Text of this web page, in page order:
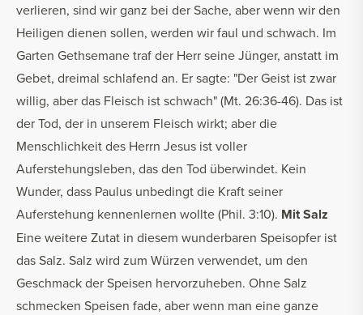
verlieren, sind wir ganz bei der Sache, aber wenn wir den
Heiligen dienen sollen, werden wir faul und schwach. Im
Garten Gethsemane traf der Herr seine Jünger, anstatt im
Gebet, dreimal schlafend an. Er sagte: "Der Geist ist zwar
willig, aber das Fleisch ist schwach" (Mt. 26:36-46). Das ist
der Tod, der in unserem Fleisch wirkt; aber die
Menschlichkeit des Herrn Jesus ist voller
Auferstehungsleben, das den Tod überwindet. Kein
Wunder, dass Paulus unbedingt die Kraft seiner
Auferstehung kennenlernen wollte (Phil. 3:10). Mit Salz
Eine weitere Zutat in diesem wunderbaren Speisopfer ist
das Salz. Salz wird zum Würzen verwendet, um den
Geschmack der Speisen hervorzuheben. Ohne Salz
schmecken Speisen fade, aber wenn man eine ganze